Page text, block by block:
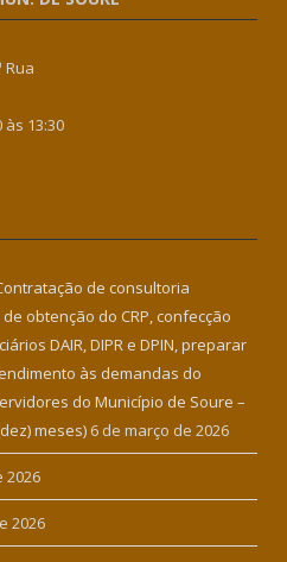
Rua
13:30
de consultoria
obtenção do CRP, confecção
DAIR, DIPR e DPIN, preparar
às demandas do
do Município de Soure –
meses) 6 de março de 2026
2026
2026